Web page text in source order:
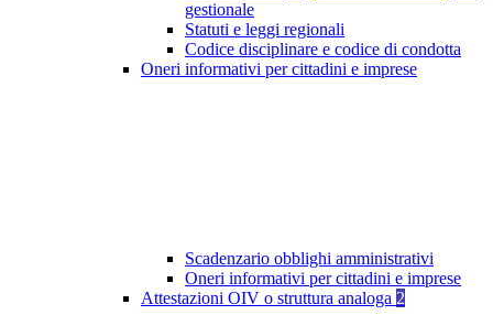
gestionale
Statuti e leggi regionali
Codice disciplinare e codice di condotta
Oneri informativi per cittadini e imprese
Scadenzario obblighi amministrativi
Oneri informativi per cittadini e imprese
Attestazioni OIV o struttura analoga 2